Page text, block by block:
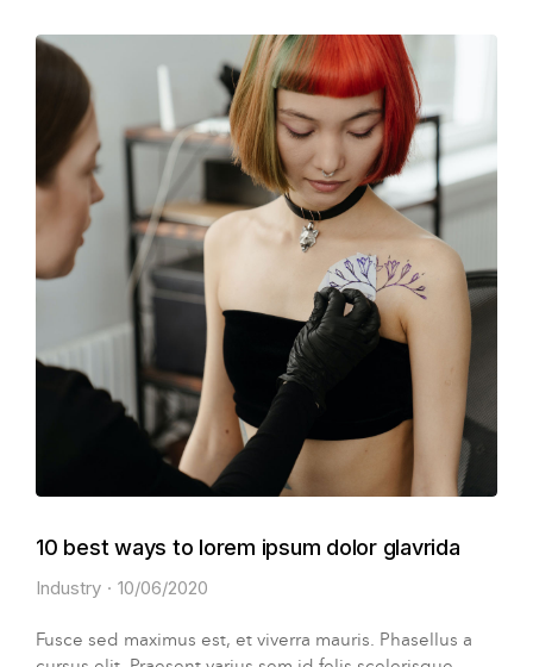
10 best ways to lorem ipsum dolor glavrida
Industry 10/06/2020
Fusce sed maximus est, et viverra mauris. Phasellus a